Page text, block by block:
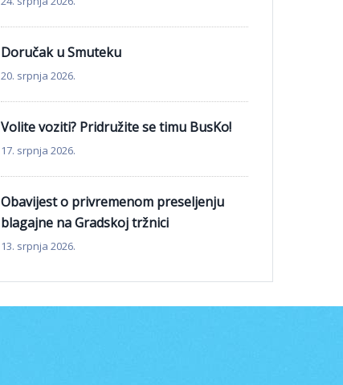
Doručak u Smuteku
20. srpnja 2026.
Volite voziti? Pridružite se timu BusKo!
17. srpnja 2026.
Obavijest o privremenom preseljenju
blagajne na Gradskoj tržnici
13. srpnja 2026.